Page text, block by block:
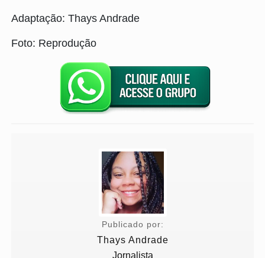
Adaptação: Thays Andrade
Foto: Reprodução
Publicado por:
Thays Andrade
Jornalista